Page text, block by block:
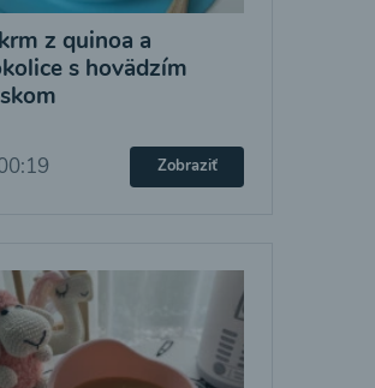
z quinoa a
s hovädzím
Zobraziť